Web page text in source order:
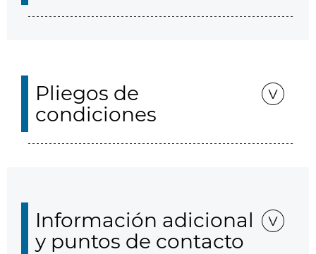
Pliegos de
condiciones
Información adicional
y puntos de contacto